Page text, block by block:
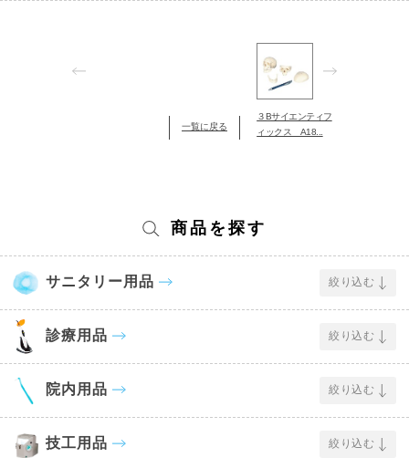
一覧に戻る
３Bサイエンティフ
ィックス A18...
商品を探す
サニタリー用品 絞り込む
診療用品 絞り込む
院内用品 絞り込む
技工用品 絞り込む